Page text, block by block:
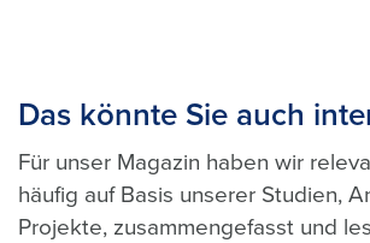
Das könnte Sie auch
Für unser Magazin haben wir
häufig auf Basis unserer Studien,
Projekte, zusammengefasst und